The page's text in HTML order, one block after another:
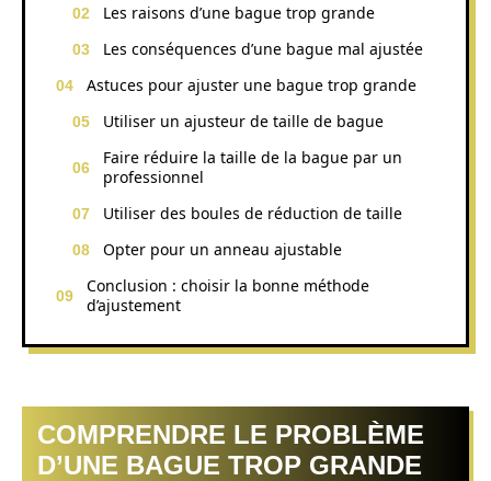
Les raisons d’une bague trop grande
Les conséquences d’une bague mal ajustée
Astuces pour ajuster une bague trop grande
Utiliser un ajusteur de taille de bague
Faire réduire la taille de la bague par un
professionnel
Utiliser des boules de réduction de taille
Opter pour un anneau ajustable
Conclusion : choisir la bonne méthode
d’ajustement
COMPRENDRE LE PROBLÈME
D’UNE BAGUE TROP GRANDE